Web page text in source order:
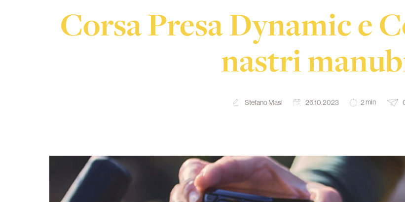
Corsa Presa Dynamic e
nastri
Stefano Masi 26.10.2023 2min